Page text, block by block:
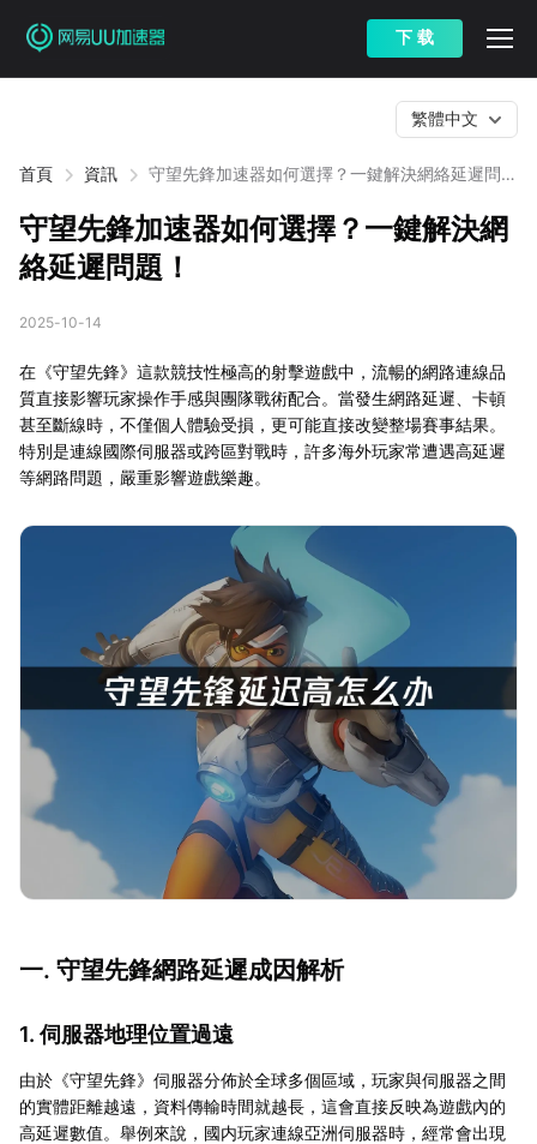
下 载
首頁 資訊
守望先鋒加速器如何選擇？一鍵解決網絡延遲問
繁體中文
守望先鋒加速器如何選擇？一鍵解決網
絡延遲問題！
2025-10-14
在《守望先鋒》這款競技性極高的射擊遊戲中，流暢的網路連線品
質直接影響玩家操作手感與團隊戰術配合。當發生網路延遲、卡頓
甚至斷線時，不僅個人體驗受損，更可能直接改變整場賽事結果。
特別是連線國際伺服器或跨區對戰時，許多海外玩家常遭遇高延遲
等網路問題，嚴重影響遊戲樂趣。
一. 守望先鋒網路延遲成因解析
1. 伺服器地理位置過遠
由於《守望先鋒》伺服器分佈於全球多個區域，玩家與伺服器之間
的實體距離越遠，資料傳輸時間就越長，這會直接反映為遊戲內的
高延遲數值。舉例來說，國内玩家連線亞洲伺服器時，經常會出現